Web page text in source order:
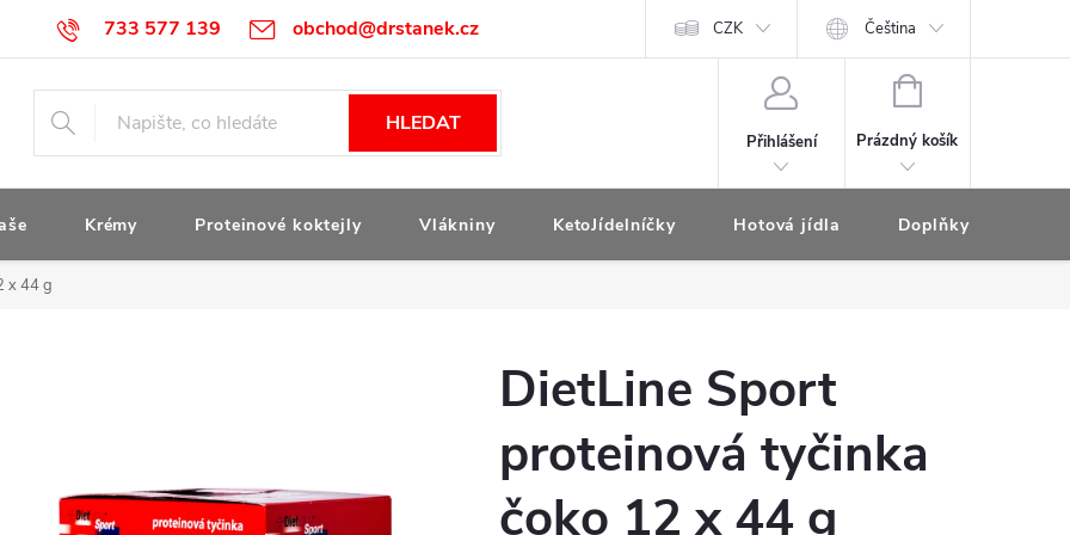
733 577 139 obchod@drstanek.cz CZK Čeština
HLEDAT
Přihlášení
NÁKUPNÍ
Prázdný košík
Krémy Proteinové koktejly Vlákniny KetoJídelníčky Hotová jídla Doplňky pro
x 44 g
DietLine Sport
proteinová tyčinka
čoko 12 x 44 g